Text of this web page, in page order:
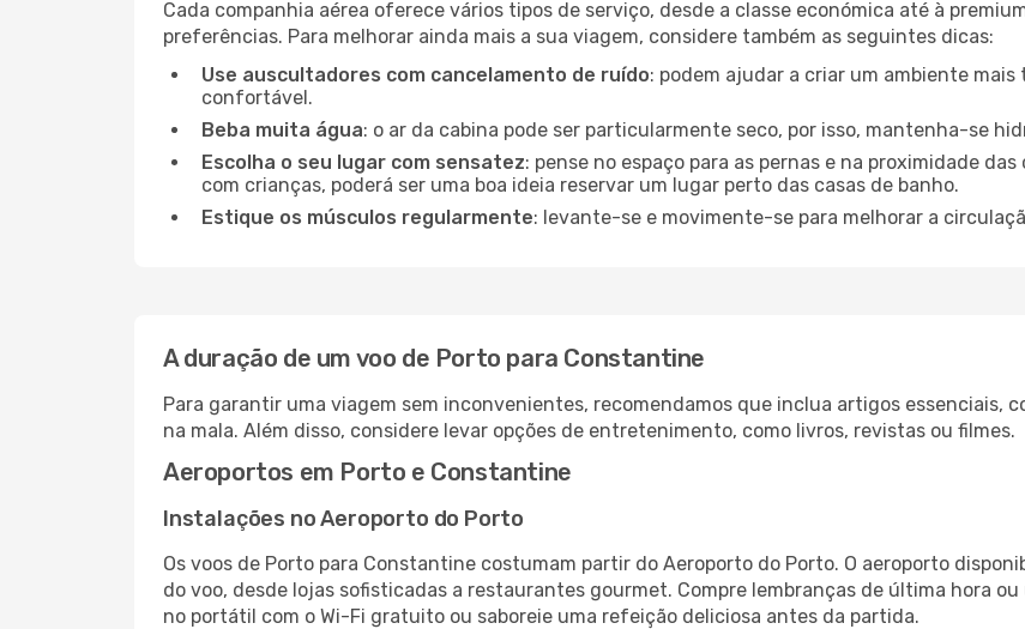
Cada companhia aérea oferece vários tipos de serviço, desde a classe económica até à
preferências. Para melhorar ainda mais a sua viagem, considere também as seguintes dicas:
Use auscultadores com cancelamento de ruído: podem ajudar a criar um ambiente
confortável.
Beba muita água: o ar da cabina pode ser particularmente seco, por isso, mantenha-se
Escolha o seu lugar com sensatez: pense no espaço para as pernas e na proximidade
com crianças, poderá ser uma boa ideia reservar um lugar perto das casas de banho.
Estique os músculos regularmente: levante-se e movimente-se para melhorar a
A duração de um voo de Porto para Constantine
Para garantir uma viagem sem inconvenientes, recomendamos que inclua artigos essenciais,
na mala. Além disso, considere levar opções de entretenimento, como livros, revistas ou filmes.
Aeroportos em Porto e Constantine
Instalações no Aeroporto do Porto
Os voos de Porto para Constantine costumam partir do Aeroporto do Porto. O aeroporto
do voo, desde lojas sofisticadas a restaurantes gourmet. Compre lembranças de última hora
no portátil com o Wi-Fi gratuito ou saboreie uma refeição deliciosa antes da partida.